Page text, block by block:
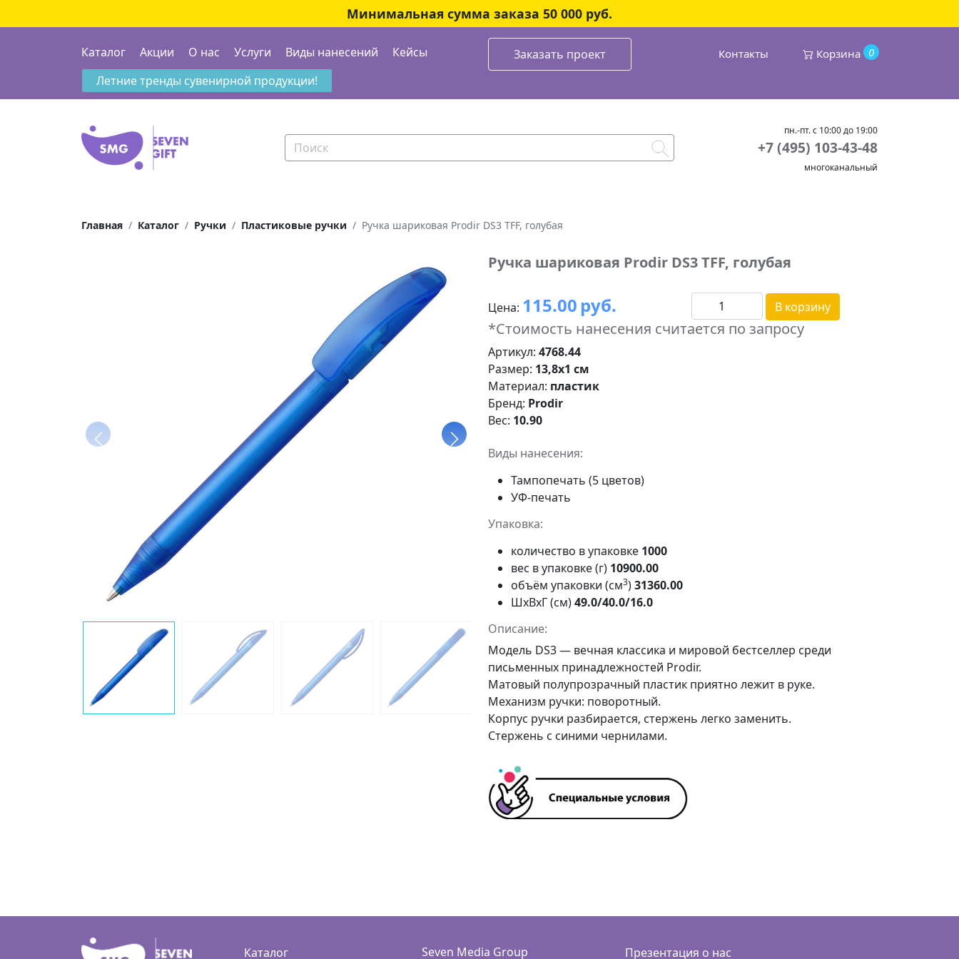
Минимальная сумма заказа 50 000 руб.
Каталог Акции О нас Услуги Виды нанесений Кейсы Заказать проект Контакты 0
Корзина
Летние тренды сувенирной продукции!
пн.-пт. с 10:00 до 19:00
+7 (495) 103-43-48
многоканальный
Главная Каталог Ручки Пластиковые ручки Ручка шариковая Prodir DS3 TFF, голубая
Ручка шариковая Prodir DS3 TFF, голубая
Цена: 115.00 руб. В корзину
*Стоимость нанесения считается по запросу
Артикул: 4768.44
Размер: 13,8х1 см
Материал: пластик
Бренд: Prodir
Вес: 10.90
Виды нанесения:
Тампопечать (5 цветов)
УФ-печать
Упаковка:
количество в упаковке 1000
вес в упаковке (г) 10900.00
объём упаковки (см3)31360.00
ШxВxГ (см)49.0/40.0/16.0
Описание:
Модель DS3 — вечная классика и мировой бестселлер среди
письменных принадлежностей Prodir.
Матовый полупрозрачный пластик приятно лежит в руке.
Механизм ручки: поворотный.
Корпус ручки разбирается, стержень легко заменить.
Стержень с синими чернилами.
Каталог Seven Media Group Презентация о нас